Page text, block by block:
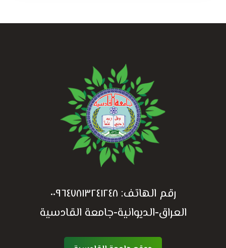
رقم الهاتف: ٠٠٩٦٤٧٨١٣٢٤١٢٤٨
العراق-الديوانية-جامعة القادسية